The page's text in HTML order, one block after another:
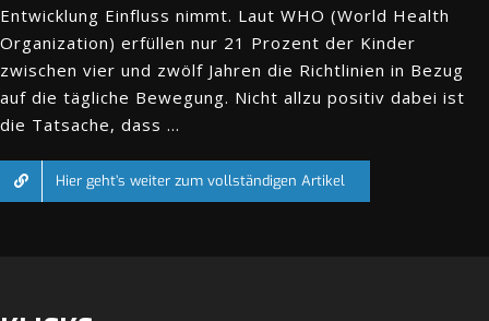
Entwicklung Einfluss nimmt. Laut WHO (World Health
Organization) erfüllen nur 21 Prozent der Kinder
zwischen vier und zwölf Jahren die Richtlinien in Bezug
auf die tägliche Bewegung. Nicht allzu positiv dabei ist
die Tatsache, dass …
Hier geht’s weiter zum vollständigen Artikel